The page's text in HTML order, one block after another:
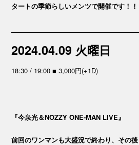
タートの季節らしいメンツで開催です！！
2024.04.09 火曜日
18:30 / 19:00 ■ 3,000円(+1D)
『今泉光＆NOZZY ONE-MAN LIVE』
前回のワンマンも大盛況で終わり、その